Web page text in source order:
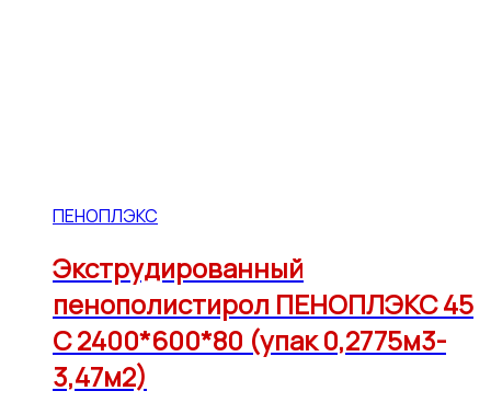
ПЕНОПЛЭКС
Экструдированный
пенополистирол ПЕНОПЛЭКС 45
С 2400*600*80 (упак 0,2775м3-
3,47м2)